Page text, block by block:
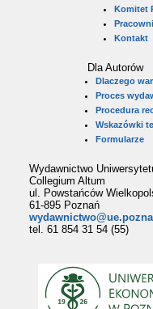
Komitet
Kontakt
Dla Autorów
Dlaczego
Proces
Procedura
Wskazówki
Formularze
Wydawnictwo
Collegium Altum
ul. Powstańców
61-895 Poznań
tel. 61 854 31 54 (55)